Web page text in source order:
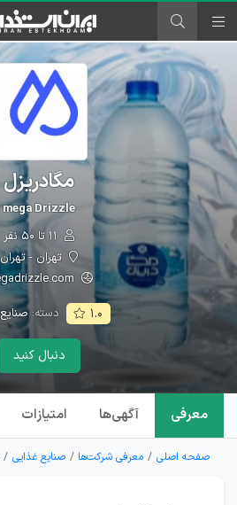
مگادریزل
mega Drizzle
تهران - تهران
۱.۰ دسته:
دنبال کنید
معرفی آگهی‌ها امتیازات
صفحه اصلی معرفی شرکت‌ها صنایع غذایی